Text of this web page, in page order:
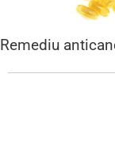
Remediu